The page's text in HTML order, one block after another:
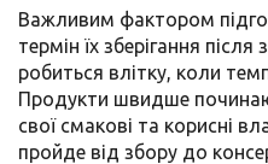
Важливим фактором
термін їх зберігання після
робиться влітку, коли
Продукти швидше
свої смакові та корисні
пройде від збору до